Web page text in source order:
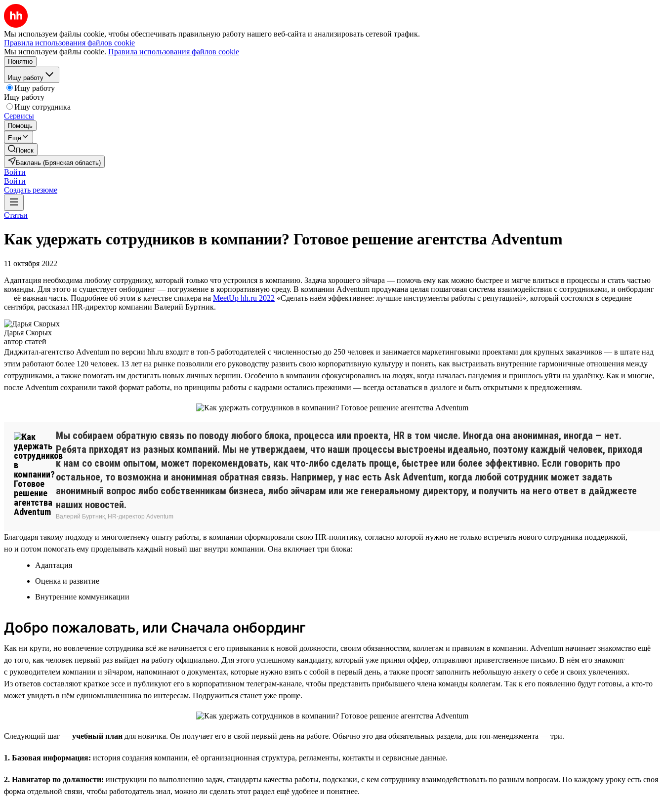
Мы используем файлы cookie, чтобы обеспечивать правильную работу нашего веб-сайта и анализировать сетевой трафик.
Правила использования файлов cookie
Мы используем файлы cookie. Правила использования файлов cookie
Понятно
Ищу работу
Ищу работу
Ищу работу
Ищу сотрудника
Сервисы
Помощь
Ещё
Поиск
Баклань (Брянская область)
Войти
Войти
Создать резюме
Статьи
Как удержать сотрудников в компании? Готовое решение агентства Adventum
11 октября 2022
Адаптация необходима любому сотруднику, который только что устроился в компанию. Задача хорошего эйчара — помочь ему как можно быстрее и мягче влиться в процессы и стать частью
команды. Для этого и существует онбординг — погружение в корпоративную среду. В компании Adventum продумана целая пошаговая система взаимодействия с сотрудниками, и онбординг
— её важная часть. Подробнее об этом в качестве спикера на MeetUp hh.ru 2022 «Сделать наём эффективнее: лучшие инструменты работы с репутацией», который состоялся в середине
сентября, рассказал HR-директор компании Валерий Буртник.
Дарья Скорых
автор статей
Диджитал-агентство Adventum по версии hh.ru входит в топ-5 работодателей с численностью до 250 человек и занимается маркетинговыми проектами для крупных заказчиков — в штате над
этим работают более 120 человек. 13 лет на рынке позволили его руководству развить свою корпоративную культуру и понять, как выстраивать внутренние гармоничные отношения между
сотрудниками, а также помогать им достигать новых личных вершин. Особенно в компании сфокусировались на людях, когда началась пандемия и пришлось уйти на удалёнку. Как и многие,
после Adventum сохранили такой формат работы, но принципы работы с кадрами остались прежними — всегда оставаться в диалоге и быть открытыми к предложениям.
Мы собираем обратную связь по поводу любого блока, процесса или проекта, HR в том числе. Иногда она анонимная, иногда — нет.
Ребята приходят из разных компаний. Мы не утверждаем, что наши процессы выстроены идеально, поэтому каждый человек, приходя
к нам со своим опытом, может порекомендовать, как что-либо сделать проще, быстрее или более эффективно. Если говорить про
остальное, то возможна и анонимная обратная связь. Например, у нас есть Ask Adventum, когда любой сотрудник может задать
анонимный вопрос либо собственникам бизнеса, либо эйчарам или же генеральному директору, и получить на него ответ в дайджесте
наших новостей.
Валерий Буртник, HR-директор Adventum
Благодаря такому подходу и многолетнему опыту работы, в компании сформировали свою HR-политику, согласно которой нужно не только встречать нового сотрудника поддержкой,
но и потом помогать ему проделывать каждый новый шаг внутри компании. Она включает три блока:
Адаптация
Оценка и развитие
Внутренние коммуникации
Добро пожаловать, или Сначала онбординг
Как ни крути, но вовлечение сотрудника всё же начинается с его привыкания к новой должности, своим обязанностям, коллегам и правилам в компании. Adventum начинает знакомство ещё
до того, как человек первый раз выйдет на работу официально. Для этого успешному кандидату, который уже принял оффер, отправляют приветственное письмо. В нём его знакомят
с руководителем компании и эйчаром, напоминают о документах, которые нужно взять с собой в первый день, а также просят заполнить небольшую анкету о себе и своих увлечениях.
Из ответов составляют краткое эссе и публикуют его в корпоративном телеграм-канале, чтобы представить прибывшего члена команды коллегам. Так к его появлению будут готовы, а кто-то
может увидеть в нём единомышленника по интересам. Подружиться станет уже проще.
Следующий шаг — учебный план для новичка. Он получает его в свой первый день на работе. Обычно это два обязательных раздела, для топ-менеджмента — три.
1. Базовая информация: история создания компании, её организационная структура, регламенты, контакты и сервисные данные.
2. Навигатор по должности: инструкции по выполнению задач, стандарты качества работы, подсказки, с кем сотруднику взаимодействовать по разным вопросам. По каждому уроку есть своя
форма отдельной связи, чтобы работодатель знал, можно ли сделать этот раздел ещё удобнее и понятнее.